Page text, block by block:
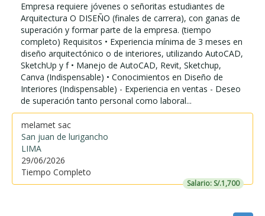
Empresa requiere jóvenes o señoritas estudiantes de
Arquitectura O DISEÑO (finales de carrera), con ganas de
superación y formar parte de la empresa. (tiempo
completo) Requisitos • Experiencia mínima de 3 meses en
diseño arquitectónico o de interiores, utilizando AutoCAD,
SketchUp y f • Manejo de AutoCAD, Revit, Sketchup,
Canva (Indispensable) • Conocimientos en Diseño de
Interiores (Indispensable) - Experiencia en ventas - Deseo
de superación tanto personal como laboral...
melamet sac
San juan de lurigancho
LIMA
29/06/2026
Tiempo Completo
Salario: S/.1,700